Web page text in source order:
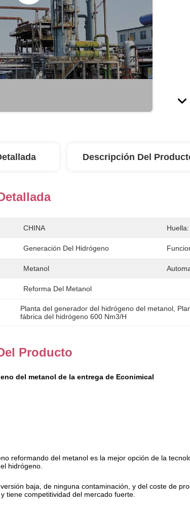
Descripción Del
CHINA Huella:
Generación Del Hidrógeno
Metanol
Reforma Del Metanol
Planta del generador del hidrógeno del metanol
fábrica del hidrógeno 600 Nm3/H
Producto
del metanol de la entrega de Econimical
reformando del metanol es la mejor opción de la
hidrógeno.
baja, de ninguna contaminación, y del coste de
tiene competitividad del mercado fuerte.